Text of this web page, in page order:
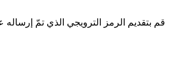
قم بتقديم الرمز الترويجي الذي تمّ إرساله